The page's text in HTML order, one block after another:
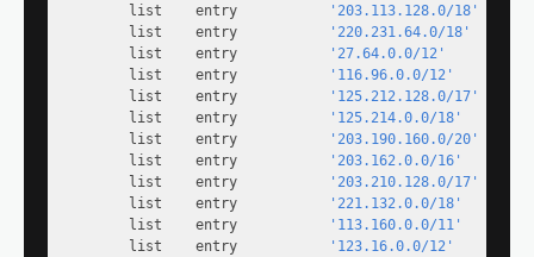
        list    entry
'203.113.128.0/18'
        list    entry
'220.231.64.0/18'
        list    entry
'27.64.0.0/12'
        list    entry
'116.96.0.0/12'
        list    entry
'125.212.128.0/17'
        list    entry
'125.214.0.0/18'
        list    entry
'203.190.160.0/20'
        list    entry
'203.162.0.0/16'
        list    entry
'203.210.128.0/17'
        list    entry
'221.132.0.0/18'
        list    entry
'113.160.0.0/11'
        list    entry
'123.16.0.0/12'